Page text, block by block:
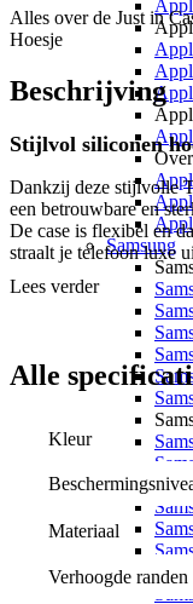
Samsung
Alles over de Just in
Hoesje
Beschrijving
Stijlvol siliconen
Dankzij deze stijlvolle
een betrouwbare en
De case is flexibel en
straalt je telefoon luxe
Dankzij de flexibiliteit
opvangen. Verder heeft
toestel en uitsparingen
beschermd, dus
Belangrijkste
Materiaal: TPU
Geschikt voor
Bescherming tegen
Soort case: backcover
Lees verder
Alle
Kleur
Materiaal
Verhoogde randen